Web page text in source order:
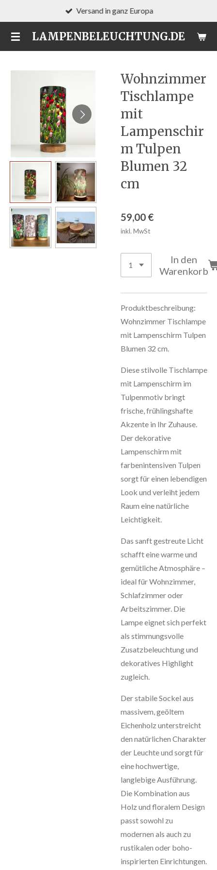
Hauptinhalt
springenLAMPENBELEUCHTUNG.DE
Versand in ganz Europa
Wohnzimmer
Tischlampe
mit
Lampenschir
m Tulpen
Blumen 32
cm
59,00 €
inkl. MwSt
In den
Warenkorb
Produktbeschreibung:
Wohnzimmer Tischlampe
mit Lampenschirm Tulpen
Blumen 32 cm.
Diese stilvolle Tischlampe
mit Lampenschirm im
Tulpenmotiv bringt
frische, frühlingshafte
Akzente in Ihr Zuhause.
Der dekorative
Lampenschirm mit
farbenintensiven Tulpen
sorgt für einen lebendigen
Look und verleiht jedem
Raum eine natürliche
Leichtigkeit.
Das sanft gestreute Licht
schafft eine warme und
gemütliche Atmosphäre –
ideal für Wohnzimmer,
Schlafzimmer oder
Arbeitszimmer. Die
Lampe eignet sich perfekt
als stimmungsvolle
Zusatzbeleuchtung und
dekoratives Highlight
zugleich.
Der stabile Sockel aus
massivem, geöltem
Eichenholz unterstreicht
den natürlichen Charakter
der Leuchte und sorgt für
eine hochwertige,
langlebige Ausführung.
Die Kombination aus
Holz und floralem Design
passt sowohl zu
modernen als auch zu
rustikalen oder boho-
inspirierten Einrichtungen.